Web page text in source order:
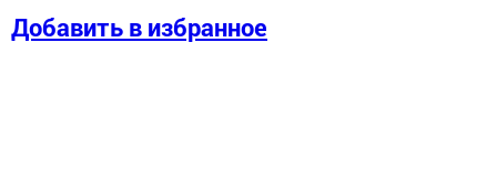
Добавить в избранное